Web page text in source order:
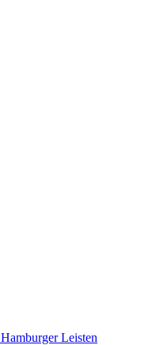
Hamburger Leisten